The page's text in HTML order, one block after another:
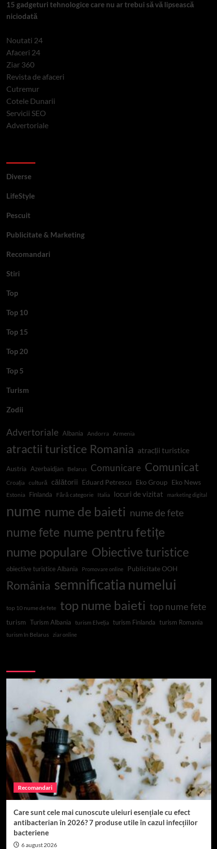
15 gadgeturi tehnologice care nu ar trebui să vă lipsească
niciodată
Noutati 24
Afaceri 24
Ziar 360
Revista de afaceri
Cutremur
Cotele Dunarii
Servicii SEO
Advertoriale
Diverse
LifeStyle
Pescuit
Publicitate & Marketing
Recomandari
Stiri
Top
Top 10
Top 15
Top 20
Top 5
Turism
Zodii
Advertoriale Albania Andorra Armenia
atractii turistice Romania atracții turistice
Austria Azerbaidjan Belarus Comunicare Comunicat
Croația cultură călătorii Eduard Petrescu Eko Group Eko News
Estonia Finlanda Fără categorie Italia locuri de vizitat marketing digital
nume nume de baieti nume de fete
nume fete nume pentru fetițe
nume populare Obiective turistice
obiective turistice Albania Promovare online Publicitate OOH
România semnificatia numelui
top 10 nume de fete top nume baieti top nume fete
turism Turism Albania turism Elveția turism Finlanda turism Romania
turism în Belarus ziar online
Recomandari
Care sunt cele mai cunoscute uleiuri esențiale cu efect
antibacterian în 2026? 7 produse utile în cazul infecțiilor
bacteriene
6 august 2026